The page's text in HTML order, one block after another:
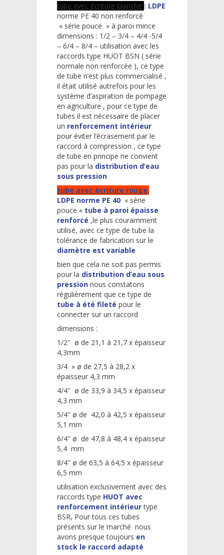
tube avec écriture blanche : LDPE
norme PE 40 non renforcé
« série pouce » à paroi mince
dimensions : 1/2 – 3/4 – 4/4 -5/4
– 6/4 – 8/4 – utilisation avec les
raccords type HUOT BSN ( série
normale non renforcée ), ce type
de tube n’est plus commercialisé ,
il était utilisé autrefois pour les
système d’aspiration de pompage
en agriculture , pour ce type de
tubes il est nécessaire de placer
un renforcement intérieur
pour éviter l’écrasement par le
raccord à compression , ce type
de tube en principe ne convient
pas pour la distribution d’eau
sous pression
tube avec écriture rouge:
LDPE norme PE 40 « série
pouce « tube à paroi épaisse
renforcé ,le plus couramment
utilisé, avec ce type de tube la
tolérance de fabrication sur le
diamètre est variable
bien que cela ne soit pas permis
pour la distribution d’eau sous
pression nous constatons
régulièrement que ce type de
tube à été fileté pour le
connecter sur un raccord
dimensions :
1/2″ ø de 21,1 à 21,7 x épaisseur
4,3mm
3/4 » ø de 27,5 à 28,2 x
épaisseur 4,3 mm
4/4″ ø de 33,9 à 34,5 x épaisseur
4,3 mm
5/4″ ø de 42,0 à 42,5 x épaisseur
5,1 mm
6/4″ ø de 47,8 à 48,4 x épaisseur
5,4 mm
8/4″ ø de 63,5 à 64,5 x épaisseur
6,5 mm
utilisation exclusivement avec des
raccords type HUOT avec
renforcement intérieurtype
BSR, Pour tous ces tubes
présents sur le marché nous
avons presque toujours en
stock le raccord adapté